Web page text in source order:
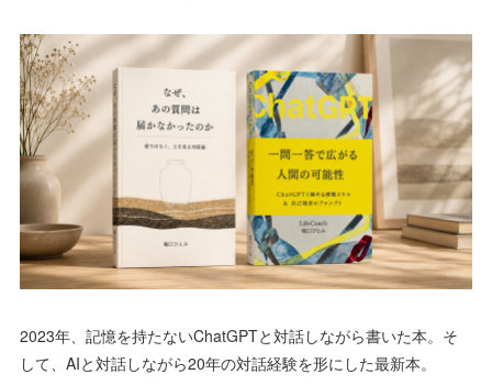
2023年、記憶を持たないChatGPTと対話しながら書いた本。そ
して、AIと対話しながら20年の対話経験を形にした最新本。